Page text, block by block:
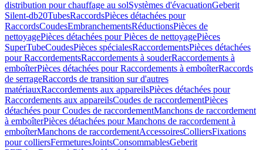
distribution pour chauffage au solSystèmes d'évacuationGeberit
Silent-db20TubesRaccordsPièces détachées pour
RaccordsCoudesEmbranchementsRéductionsPièces de
nettoyagePièces détachées pour Pièces de nettoyagePièces
SuperTubeCoudesPièces spécialesRaccordementsPièces détachées
pour RaccordementsRaccordements à souderRaccordements à
emboîterPièces détachées pour Raccordements à emboîterRaccords
de serrageRaccords de transition sur d'autres
matériauxRaccordements aux appareilsPièces détachées pour
Raccordements aux appareilsCoudes de raccordementPièces
détachées pour Coudes de raccordementManchons de raccordement
à emboîterPièces détachées pour Manchons de raccordement à
emboîterManchons de raccordementAccessoiresColliersFixations
pour colliersFermeturesJointsConsommablesGeberit